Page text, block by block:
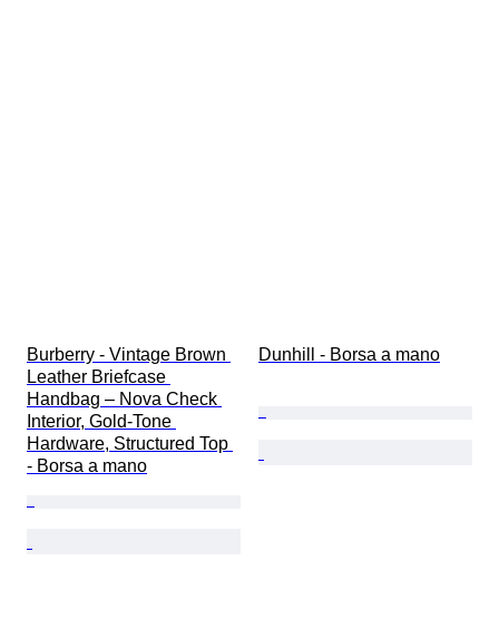
Burberry - Vintage Brown
Leather Briefcase
Handbag – Nova Check
Interior, Gold-Tone
Hardware, Structured Top
- Borsa a mano
Dunhill - Borsa a mano